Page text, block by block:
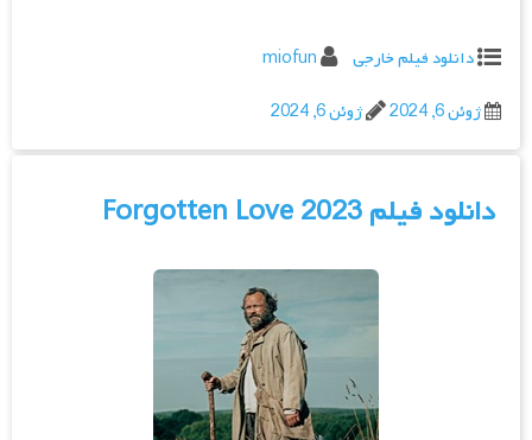
دانلود فیلم خارجی
miofun
ژوئن 6, 2024
ژوئن 6, 2024
دانلود فیلم Forgotten Love 2023